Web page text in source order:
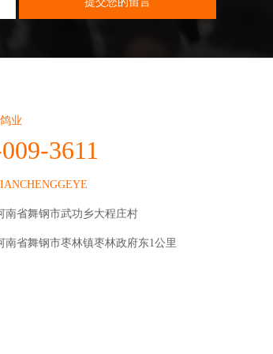
业
3611
南省舞钢市武功乡大程庄村
南省舞钢市枣林镇枣林政府东1公里